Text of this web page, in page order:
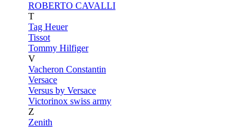
ROBERTO CAVALLI
T
Tag Heuer
Tissot
Tommy Hilfiger
V
Vacheron Constantin
Versace
Versus by Versace
Victorinox swiss army
Z
Zenith